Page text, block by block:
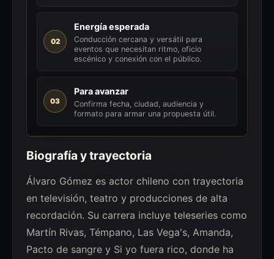
02
Energía esperada
Conducción cercana y versátil para
eventos que necesitan ritmo, oficio
escénico y conexión con el público.
03
Para avanzar
Confirma fecha, ciudad, audiencia y
formato para armar una propuesta útil.
Biografía y trayectoria
Álvaro Gómez es actor chileno con trayectoria
en televisión, teatro y producciones de alta
recordación. Su carrera incluye teleseries como
Martín Rivas, Témpano, Las Vega's, Amanda,
Pacto de sangre y Si yo fuera rico, donde ha